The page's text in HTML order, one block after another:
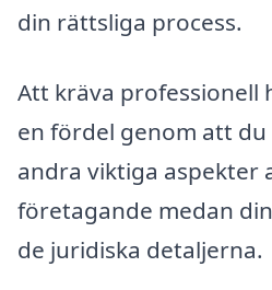
din rättsliga process.
Att kräva professionell
en fördel genom att du
andra viktiga aspekter
företagande medan
de juridiska detaljerna.